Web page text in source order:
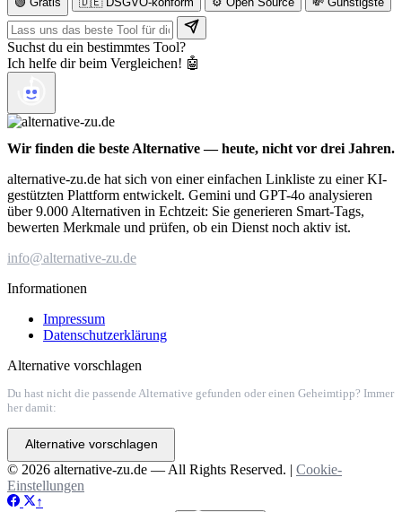
Suchst du ein bestimmtes Tool?
Ich helfe dir beim Vergleichen! 🤖
Wir finden die beste Alternative — heute, nicht vor drei Jahren.
alternative-zu.de hat sich von einer einfachen Linkliste zu einer KI-
gestützten Plattform entwickelt. Gemini und GPT-4o analysieren
über 9.000 Alternativen in Echtzeit: Sie generieren Smart-Tags,
bewerten Merkmale und prüfen, ob ein Dienst noch aktiv ist.
info@alternative-zu.de
Informationen
Impressum
Datenschutzerklärung
Alternative vorschlagen
Du hast nicht die passende Alternative gefunden oder einen Geheimtipp? Immer
her damit:
Alternative vorschlagen
© 2026 alternative-zu.de — All Rights Reserved. | Cookie-
Einstellungen
↑